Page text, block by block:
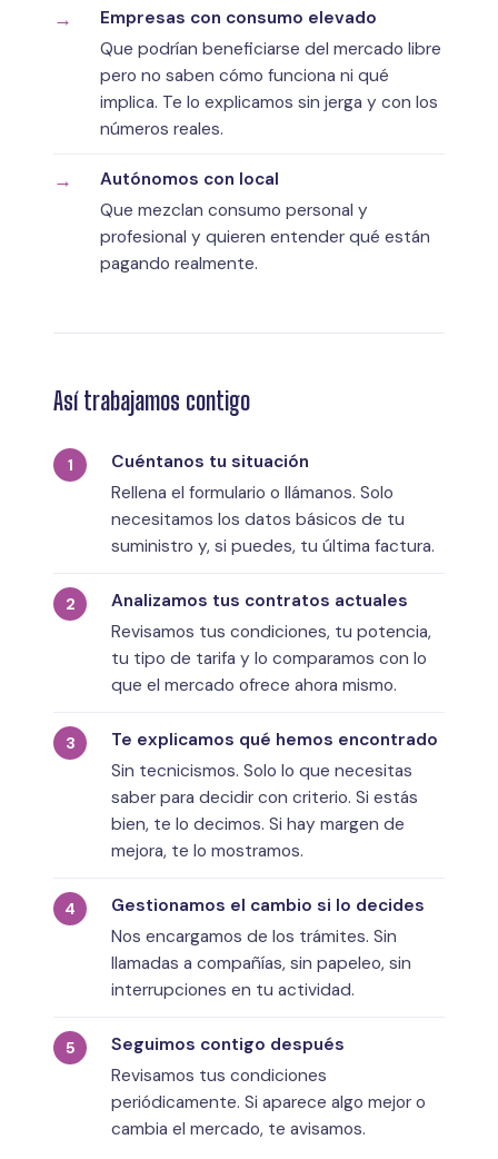
Empresas con consumo elevado
Que podrían beneficiarse del mercado libre
pero no saben cómo funciona ni qué
implica. Te lo explicamos sin jerga y con los
números reales.
Autónomos con local
Que mezclan consumo personal y
profesional y quieren entender qué están
pagando realmente.
Así trabajamos contigo
Cuéntanos tu situación
Rellena el formulario o llámanos. Solo
necesitamos los datos básicos de tu
suministro y, si puedes, tu última factura.
Analizamos tus contratos actuales
Revisamos tus condiciones, tu potencia,
tu tipo de tarifa y lo comparamos con lo
que el mercado ofrece ahora mismo.
Te explicamos qué hemos encontrado
Sin tecnicismos. Solo lo que necesitas
saber para decidir con criterio. Si estás
bien, te lo decimos. Si hay margen de
mejora, te lo mostramos.
Gestionamos el cambio si lo decides
Nos encargamos de los trámites. Sin
llamadas a compañías, sin papeleo, sin
interrupciones en tu actividad.
Seguimos contigo después
Revisamos tus condiciones
periódicamente. Si aparece algo mejor o
cambia el mercado, te avisamos.